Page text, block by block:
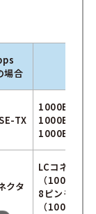
場合
TX
1000BASE-
1000BASE-
1000BASE-
クタ
LCコネクタ
（
8ピンモジュ
（